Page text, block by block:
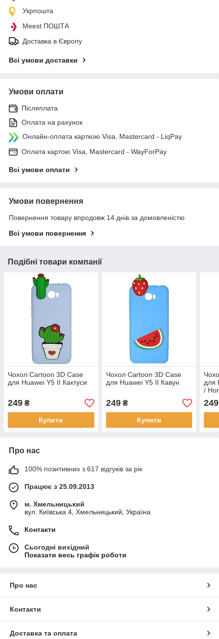
Укрпошта
Meest ПОШТА
Доставка в Європу
Всі умови доставки
Умови оплати
Післяплата
Оплата на рахунок
Онлайн-оплата карткою Visa, Mastercard - LiqPay
Оплата картою Visa, Mastercard - WayForPay
Всі умови оплати
Умови повернення
Повернення товару впродовж 14 днів за домовленістю
Всі умови повернення
Подібні товари компанії
Чохол Cartoon 3D Case
для Huawei Y5 II Кактуси
249 ₴
Купити
Чохол Cartoon 3D Case
для Huawei Y5 II Кавун
249₴
Купити
для
/
249
Про нас
100% позитивних з 617 відгуків за рік
Працює з 25.09.2013
м. Хмельницький
вул. Київська 4, Хмельницький, Україна
Контакти
Сьогодні вихідний
Показати весь графік роботи
Про нас
Контакти
Доставка та оплата